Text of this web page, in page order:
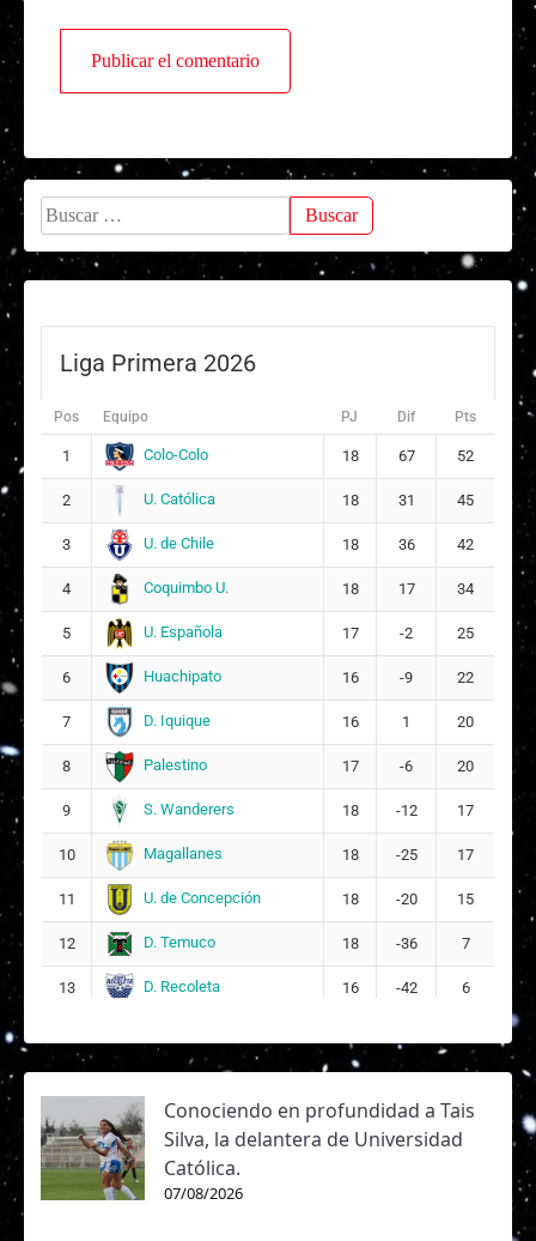
Buscar:
Liga Primera 2026
Pos Equipo PJ Dif Pts
1 Colo-Colo 18 67 52
2 U. Católica 18 31 45
3 U. de Chile 18 36 42
4 Coquimbo U. 18 17 34
5 U. Española 17 -2 25
6 Huachipato 16 -9 22
7 D. Iquique 16 1 20
8 Palestino 17 -6 20
9 S. Wanderers 18 -12 17
10 Magallanes 18 -25 17
11 U. de Concepción 18 -20 15
12 D. Temuco 18 -36 7
13 D. Recoleta 16 -42 6
Conociendo en profundidad a Tais
Silva, la delantera de Universidad
Católica.
07/08/2026